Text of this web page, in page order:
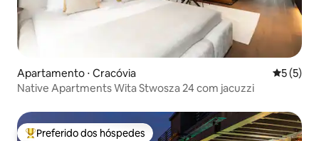
Apartamento ⋅ Cracóvia 5 de
5 (5)
Native Apartments Wita Stwosza 24 com jacuzzi
Preferido dos hóspedes